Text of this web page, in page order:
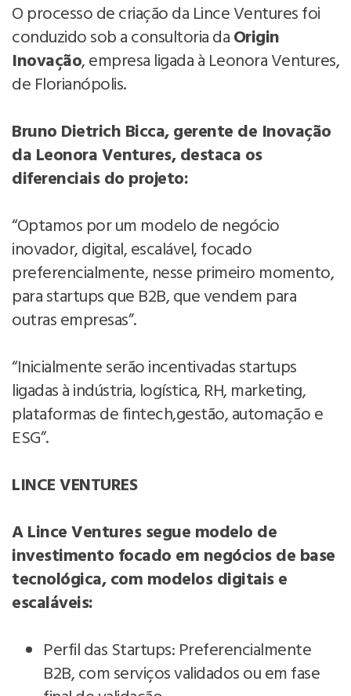
O processo de criação da Lince Ventures foi
conduzido sob a consultoria daOrigin
Inovação, empresa ligada à Leonora Ventures,
de Florianópolis.
Bruno Dietrich Bicca, gerente de Inovação
da Leonora Ventures, destaca os
diferenciais do projeto:
“Optamos por um modelo de negócio
inovador, digital, escalável, focado
preferencialmente, nesse primeiro momento,
para startups que B2B, que vendem para
outras empresas”.
“Inicialmente serão incentivadas startups
ligadas à indústria, logística, RH, marketing,
plataformas de fintech,gestão, automação e
ESG”.
LINCE VENTURES
A Lince Ventures segue modelo de
investimento focado em negócios de base
tecnológica, com modelos digitais e
escaláveis:
Perfil das Startups: Preferencialmente
B2B, com serviços validados ou em fase